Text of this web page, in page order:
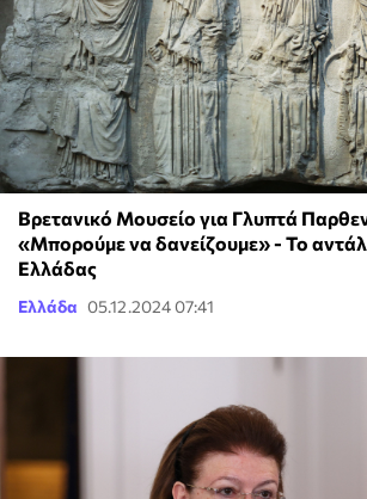
Bρετανικό Μουσείο για Γλυπτά
«Μπορούμε να δανείζουμε» - Το
Ελλάδας
Ελλάδα 05.12.2024 07:41